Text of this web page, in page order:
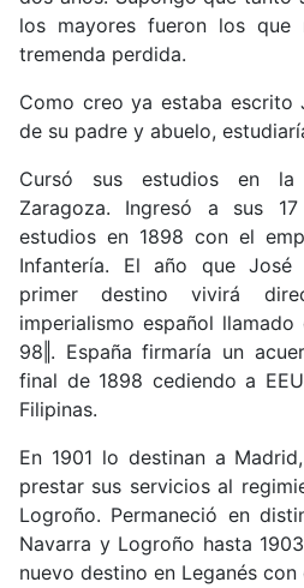
los mayores fueron los que
tremenda perdida.
Como creo ya estaba escrito
de su padre y abuelo,
Cursó sus estudios en
Zaragoza. Ingresó a sus
estudios en 1898 con el
Infantería. El año que
primer destino vivirá
imperialismo español
98‖. España firmaría un
final de 1898 cediendo a
Filipinas.
En 1901 lo destinan a
prestar sus servicios al
Logroño. Permaneció en
Navarra y Logroño hasta
nuevo destino en Leganés